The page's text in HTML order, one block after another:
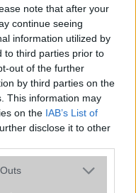
note that after your
continue seeing
information utilized by
to third parties prior to
out of the further
by third parties on the
This information may
on the IAB’s List of
disclose it to other
one or more Google
Galaxy
UI 9
az érintett
intelligencia-
hoz,
és középkategóriás
dátum - ekkor